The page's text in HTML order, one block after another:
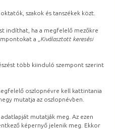
szakok és tanszékek közt.
indíthat, ha a megfelelő mezőkre
a „ Kiválasztott keresési
több kiinduló szempont szerint
oszlopnévre kell kattintania
mutatja az oszlopnévben.
mutatják meg. Az ezen
képernyő jelenik meg. Ekkor